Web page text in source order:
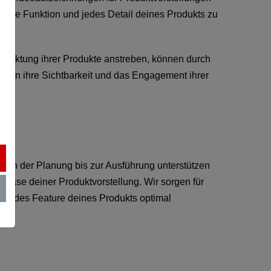
jede Funktion und jedes Detail deines Produkts zu
ihrer Produkte anstreben, können durch
ihre Sichtbarkeit und das Engagement ihrer
der Planung bis zur Ausführung unterstützen
deiner Produktvorstellung. Wir sorgen für
jedes Feature deines Produkts optimal